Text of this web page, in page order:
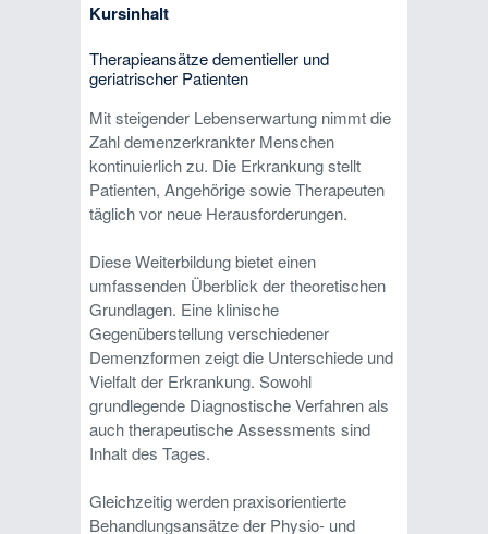
Kursinhalt
Therapieansätze dementieller und
geriatrischer Patienten
Mit steigender Lebenserwartung nimmt die
Zahl demenzerkrankter Menschen
kontinuierlich zu. Die Erkrankung stellt
Patienten, Angehörige sowie Therapeuten
täglich vor neue Herausforderungen.
Diese Weiterbildung bietet einen
umfassenden Überblick der theoretischen
Grundlagen. Eine klinische
Gegenüberstellung verschiedener
Demenzformen zeigt die Unterschiede und
Vielfalt der Erkrankung. Sowohl
grundlegende Diagnostische Verfahren als
auch therapeutische Assessments sind
Inhalt des Tages.
Gleichzeitig werden praxisorientierte
Behandlungsansätze der Physio- und